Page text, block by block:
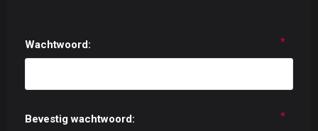
Wachtwoord: *
Bevestig wachtwoord: *